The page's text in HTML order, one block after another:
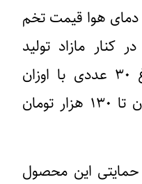
دمای هوا قیمت تخم
کنار مازاد تولید
قیمت هر شانه تخم مرغ ۳۰ عددی با اوزان
مختلف را به ۹۹.۸۰۰ تومان تا ۱۳۰ هزار تومان
حمایتی این محصول